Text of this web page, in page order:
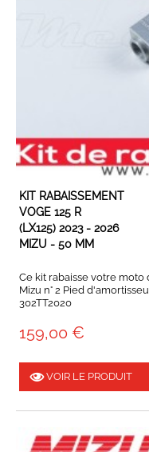
KIT RABAISSEMENT
VOGE 125 R
(LX125) 2023 - 2026
MIZU - 50 MM
Ce kit rabaisse votre moto
Mizu n° 2 Pied
302TT2020
159,00 €
VOIR LE PRODUIT